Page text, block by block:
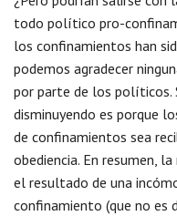
todo político pro-
los confinamientos han
podemos agradecer
por parte de los políticos.
disminuyendo es porque
de confinamientos sea
obediencia. En resumen,
el resultado de una
confinamiento (que no es